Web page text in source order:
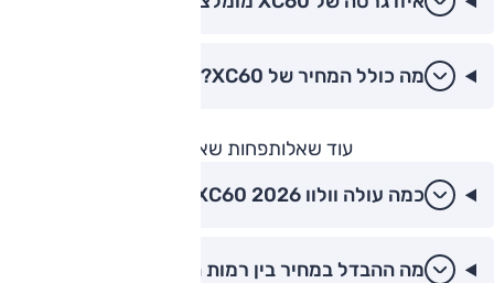
מה כולל המחיר של XC60?
עוד שאלותפחות שאלות
כמה עולה וולוו XC60 2026?
מה ההבדל במחיר בין רמות הגימור של XC60?